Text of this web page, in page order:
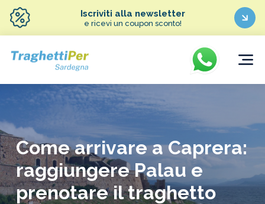
Iscriviti alla newsletter
e ricevi un coupon sconto!
Come arrivare a Caprera:
raggiungere Palau e
prenotare il traghetto